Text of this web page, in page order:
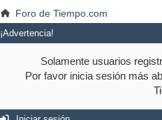
Foro de Tiempo.com
¡Advertencia!
Solamente usuarios
Por favor inicia sesión más